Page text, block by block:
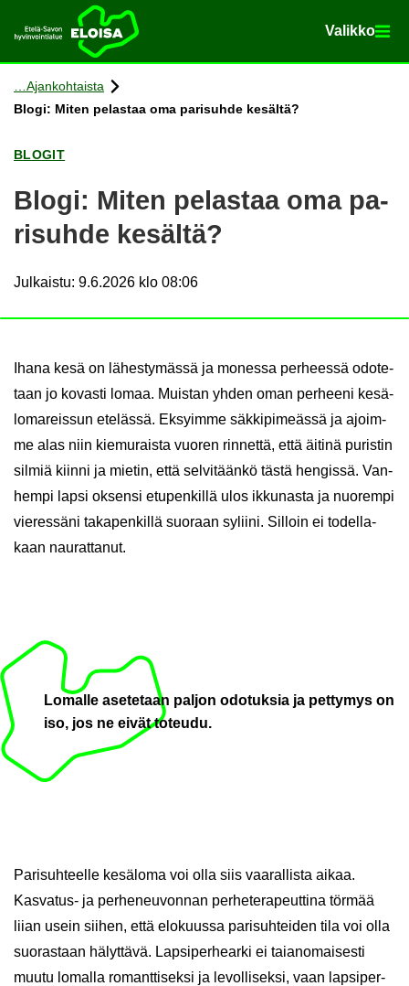
Etusi­vu Va­lik­ko
Va­lik­ko
Siir­ry si­säl­töön
Ajan­koh­tais­ta
Blogi: Miten pe­las­taa oma pa­ri­suh­de ke­säl­tä?
BLO­GIT
Blogi: Miten pe­las­taa oma pa­
ri­suh­de ke­säl­tä?
Julkaistu: 9.6.2026 klo 08:06
Ihana kesä on lä­hes­ty­mäs­sä ja mo­nes­sa per­hees­sä odo­te­
taan jo ko­vas­ti lomaa. Muis­tan yhden oman per­hee­ni ke­sä­
lo­ma­reis­sun ete­läs­sä. Ek­syim­me säk­ki­pi­meäs­sä ja ajoim­
me alas niin kie­mu­rais­ta vuo­ren rin­net­tä, että äi­ti­nä pu­ris­tin
sil­miä kiin­ni ja mie­tin, että sel­vi­tään­kö tästä hen­gis­sä. Van­
hem­pi lapsi ok­sen­si etu­pen­kil­lä ulos ik­ku­nas­ta ja nuo­rem­pi
vie­res­sä­ni ta­ka­pen­kil­lä suo­raan sy­lii­ni. Sil­loin ei to­del­la­
kaan nau­rat­ta­nut.
Lo­mal­le ase­te­taan pal­jon odo­tuk­sia ja pet­ty­mys on
iso, jos ne eivät to­teu­du.
Pa­ri­suh­teel­le ke­sä­lo­ma voi olla siis vaa­ral­lis­ta aikaa.
Kasvatus-​ ja per­he­neu­von­nan per­he­te­ra­peut­ti­na tör­mää
liian usein sii­hen, että elo­kuus­sa pa­ri­suh­tei­den tila voi olla
suo­ras­taan hä­lyt­tä­vä. Lap­si­per­hear­ki ei tai­an­omai­ses­ti
muutu lo­mal­la ro­mant­ti­sek­si ja le­vol­li­sek­si, vaan lap­si­per­